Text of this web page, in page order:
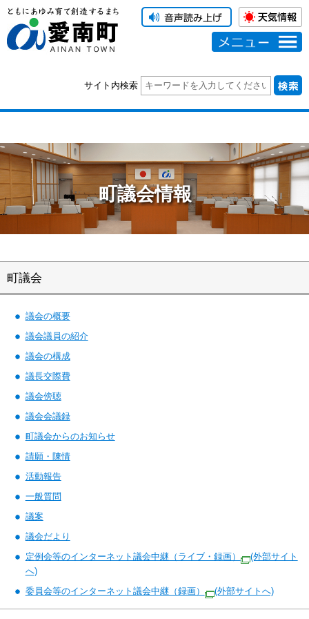
メニュー
サイト内検索
町議会情報
町議会
議会の概要
議会議員の紹介
議会の構成
議長交際費
議会傍聴
議会会議録
町議会からのお知らせ
請願・陳情
活動報告
一般質問
議案
議会だより
定例会等のインターネット議会中継（ライブ・録画）
(外部サイト
へ)
委員会等のインターネット議会中継（録画）
(外部サイトへ)